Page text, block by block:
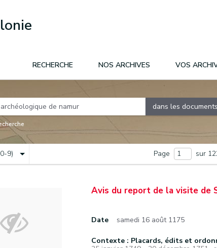
RECHERCHE NOS ARCHIVES VOS
dans les documents
9) Page sur
Avis du report de la visite de
Date samedi 16 août 1175
Contexte : Placards, édits et